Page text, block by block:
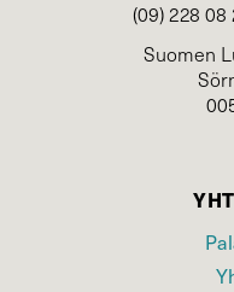
(09) 228
Suomen